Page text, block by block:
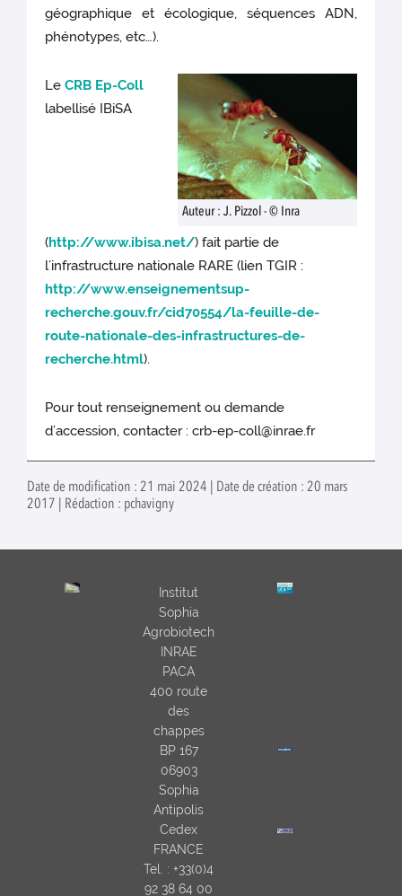
géographique et écologique, séquences ADN,
phénotypes, etc…).
Auteur : J. Pizzol - © Inra
LeCRB Ep-Coll
labellisé IBiSA
(http://www.ibisa.net/) fait partie de
l’infrastructure nationale RARE (lien TGIR :
http://www.enseignementsup-
recherche.gouv.fr/cid70554/la-feuille-de-
route-nationale-des-infrastructures-de-
recherche.html).
Pour tout renseignement ou demande
d’accession, contacter : crb-ep-coll@inrae.fr
Date de modification : 21 mai 2024 | Date de création : 20 mars
2017 | Rédaction : pchavigny
Institut
Sophia
Agrobiotech
INRAE
PACA
400 route
des
chappes
BP 167
06903
Sophia
Antipolis
Cedex
FRANCE
Tel. : +33(0)4
92 38 64 00